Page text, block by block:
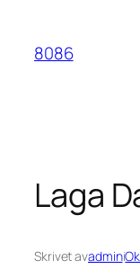
innehåll
8086
Laga
Skrivet avadmini